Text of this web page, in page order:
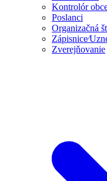
Kontrolór
Poslanci
Organizačná
Zverejňovanie